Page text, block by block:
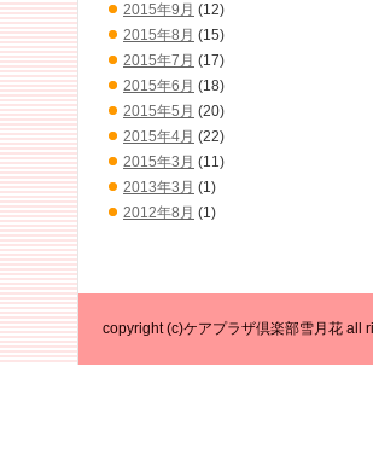
2015年9月 (12)
2015年8月 (15)
2015年7月 (17)
2015年6月 (18)
2015年5月 (20)
2015年4月 (22)
2015年3月 (11)
2013年3月 (1)
2012年8月 (1)
copyright (c)ケアプラザ倶楽部雪月花 all